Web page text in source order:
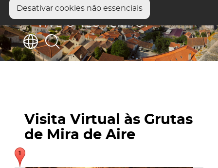
Desativar cookies não essenciais
Visita Virtual às Grutas
de Mira de Aire